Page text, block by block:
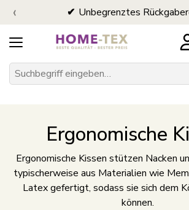
Unbegrenztes
‹
Ergonomische
Ergonomische Kissen stützen Nacken
typischerweise aus Materialien wie
Latex gefertigt, sodass sie sich dem
können.